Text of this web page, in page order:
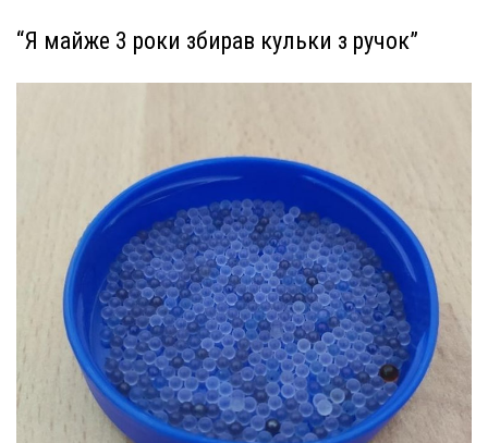
“Я майже 3 роки збирав кульки з ручок”